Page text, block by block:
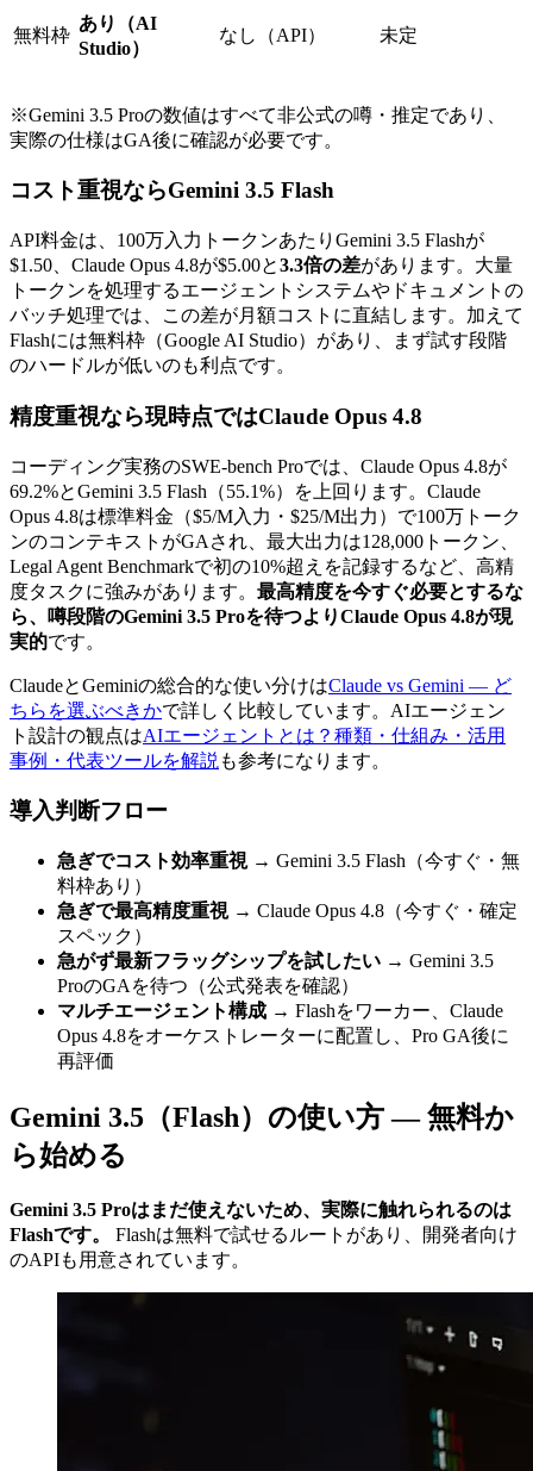
無料枠
あり（AI
Studio）
なし（API） 未定
※Gemini 3.5 Proの数値はすべて非公式の噂・推定であり、
実際の仕様はGA後に確認が必要です。
コスト重視ならGemini 3.5 Flash
API料金は、100万入力トークンあたりGemini 3.5 Flashが
$1.50、Claude Opus 4.8が$5.00と3.3倍の差があります。大量
トークンを処理するエージェントシステムやドキュメントの
バッチ処理では、この差が月額コストに直結します。加えて
Flashには無料枠（Google AI Studio）があり、まず試す段階
のハードルが低いのも利点です。
精度重視なら現時点ではClaude Opus 4.8
コーディング実務のSWE-bench Proでは、Claude Opus 4.8が
69.2%とGemini 3.5 Flash（55.1%）を上回ります。Claude
Opus 4.8は標準料金（$5/M入力・$25/M出力）で100万トーク
ンのコンテキストがGAされ、最大出力は128,000トークン、
Legal Agent Benchmarkで初の10%超えを記録するなど、高精
度タスクに強みがあります。 最高精度を今すぐ必要とするな
ら、噂段階のGemini 3.5 Proを待つよりClaude Opus 4.8が現
実的です。
ClaudeとGeminiの総合的な使い分けはClaude vs Gemini — ど
ちらを選ぶべきかで詳しく比較しています。AIエージェン
ト設計の観点はAIエージェントとは？種類・仕組み・活用
事例・代表ツールを解説 も参考になります。
導入判断フロー
急ぎでコスト効率重視→ Gemini 3.5 Flash（今すぐ・無
料枠あり）
急ぎで最高精度重視→ Claude Opus 4.8（今すぐ・確定
スペック）
急がず最新フラッグシップを試したい → Gemini 3.5
ProのGAを待つ（公式発表を確認）
マルチエージェント構成 → Flashをワーカー、Claude
Opus 4.8をオーケストレーターに配置し、Pro GA後に
再評価
Gemini 3.5（Flash）の使い方 — 無料か
ら始める
Gemini 3.5 Proはまだ使えないため、実際に触れられるのは
Flashです。
Flashは無料で試せるルートがあり、開発者向け
のAPIも用意されています。